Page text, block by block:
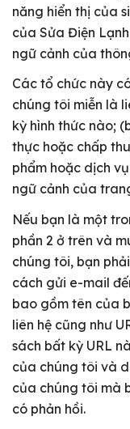
năng hiển thị của
của Sửa Điện
ngữ cảnh của
Các tổ chức này
chúng tôi miễn là
kỳ hình thức nào;
thực hoặc chấp
phẩm hoặc dịch
ngữ cảnh của
Nếu bạn là một
phần 2 ở trên và
chúng tôi, bạn
cách gửi e-mail
bao gồm tên của
liên hệ cũng như
sách bất kỳ URL
của chúng tôi và
của chúng tôi mà
có phản hồi.